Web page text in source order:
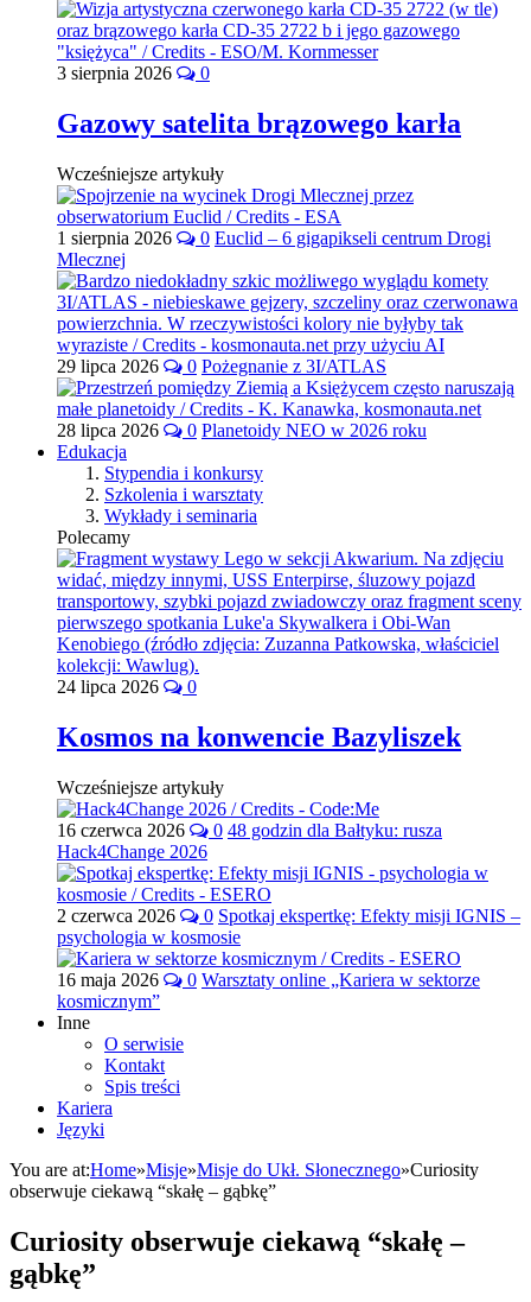
3 sierpnia 2026 0
Gazowy satelita brązowego karła
Wcześniejsze artykuły
1 sierpnia 2026 0 Euclid – 6 gigapikseli centrum Drogi
Mlecznej
29 lipca 2026 0 Pożegnanie z 3I/ATLAS
28 lipca 2026 0 Planetoidy NEO w 2026 roku
Edukacja
Stypendia i konkursy
Szkolenia i warsztaty
Wykłady i seminaria
Polecamy
24 lipca 2026 0
Kosmos na konwencie Bazyliszek
Wcześniejsze artykuły
16 czerwca 2026 0 48 godzin dla Bałtyku: rusza
Hack4Change 2026
2 czerwca 2026 0 Spotkaj ekspertkę: Efekty misji IGNIS –
psychologia w kosmosie
16 maja 2026 0 Warsztaty online „Kariera w sektorze
kosmicznym”
Inne
O serwisie
Kontakt
Spis treści
Kariera
Języki
You are at:Home»Misje»Misje do Ukł. Słonecznego»Curiosity
obserwuje ciekawą “skałę – gąbkę”
Curiosity obserwuje ciekawą “skałę –
gąbkę”